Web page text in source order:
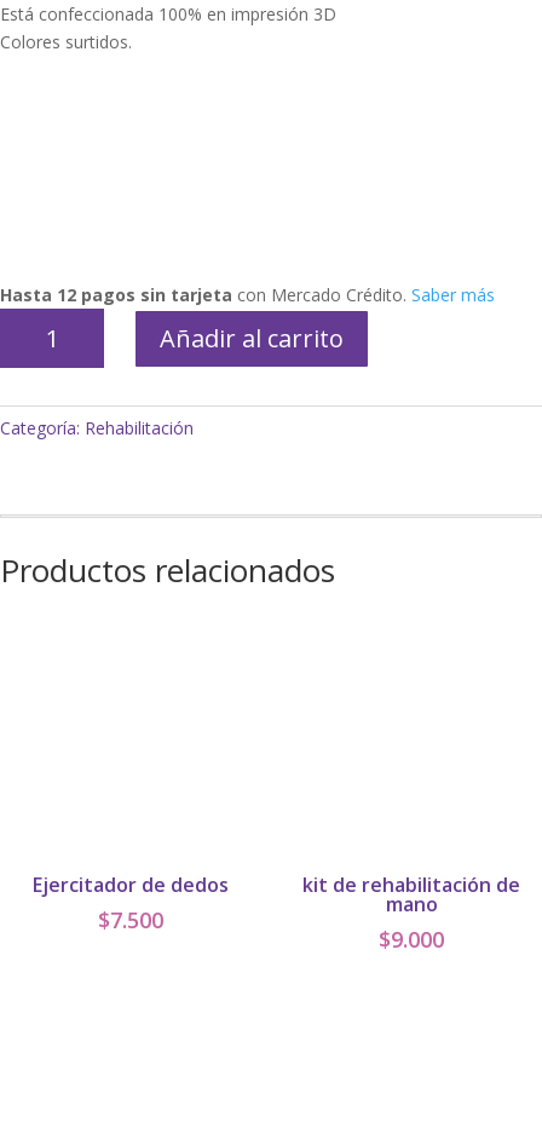
Está confeccionada 100% en impresión 3D
Colores surtidos.
Hasta 12 pagos sin tarjeta con Mercado Crédito. Saber más
cantidad
Añadir al carrito
Categoría: Rehabilitación
Productos relacionados
Ejercitador de dedos
$7.500
kit de rehabilitación de
mano
$9.000